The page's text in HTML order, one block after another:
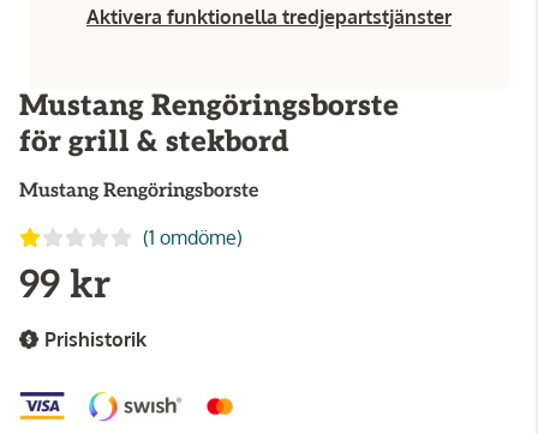
Aktivera funktionella tredjepartstjänster
Mustang Rengöringsborste
för grill & stekbord
Mustang Rengöringsborste
(1 omdöme)
99 kr
Prishistorik